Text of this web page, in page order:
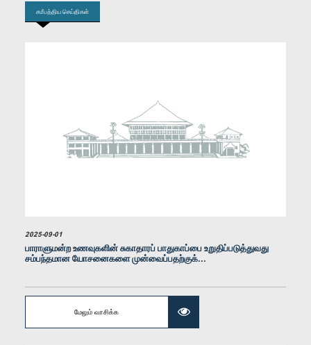
கௌரவ எம்.கே. எம். அஸ்லம், பா.உ.
சமீபத்திய செய்திகள்
2025-09-01
பாராளுமன்ற உணவுகளின் சுகாதாரப் பாதுகாப்பை உறுதிப்படுத்துவது
சம்பந்தமான யோசனைகளை முன்வைப்பதற்குக்...
மேலும் வாசிக்க